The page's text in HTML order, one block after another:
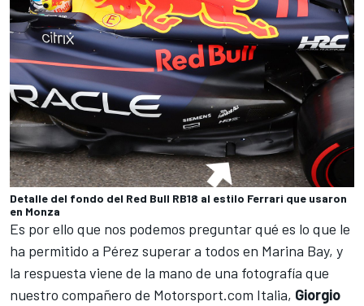
Detalle del fondo del Red Bull RB18 al estilo Ferrari que usaron
en Monza
Es por ello que nos podemos preguntar qué es lo que le
ha permitido a Pérez superar a todos en Marina Bay, y
la respuesta viene de la mano de una fotografía que
nuestro compañero de Motorsport.com Italia, Giorgio